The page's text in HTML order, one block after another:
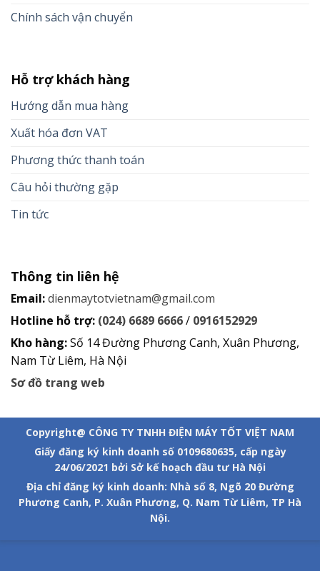
Chính sách vận chuyển
Hỗ trợ khách hàng
Hướng dẫn mua hàng
Xuất hóa đơn VAT
Phương thức thanh toán
Câu hỏi thường gặp
Tin tức
Thông tin liên hệ
Email:dienmaytotvietnam@gmail.com
Hotline hỗ trợ: (024) 6689 6666/ 0916152929
Kho hàng:Số 14 Đường Phương Canh, Xuân Phương,
Nam Từ Liêm, Hà Nội
Sơ đồ trang web
Copyright@ CÔNG TY TNHH ĐIỆN MÁY TỐT VIỆT NAM
Giấy đăng ký kinh doanh số 0109680635, cấp ngày
24/06/2021 bởi Sở kế hoạch đầu tư Hà Nội
Địa chỉ đăng ký kinh doanh: Nhà số 8, Ngõ 20 Đường
Phương Canh, P. Xuân Phương, Q. Nam Từ Liêm, TP Hà
Nội.